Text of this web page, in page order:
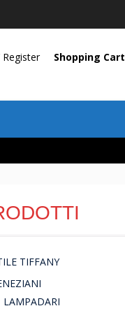
Shopping Cart
TIFFANY
LAMPADARI